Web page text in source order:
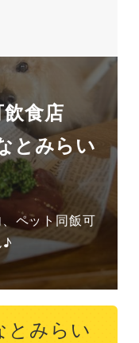
食店
とみらい
ペット同飯可
♪
とみらい